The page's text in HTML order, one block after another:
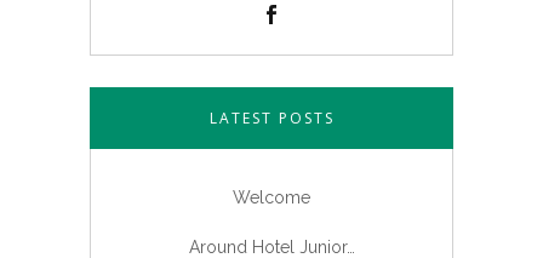
LATEST POSTS
Welcome
Around Hotel Junior…